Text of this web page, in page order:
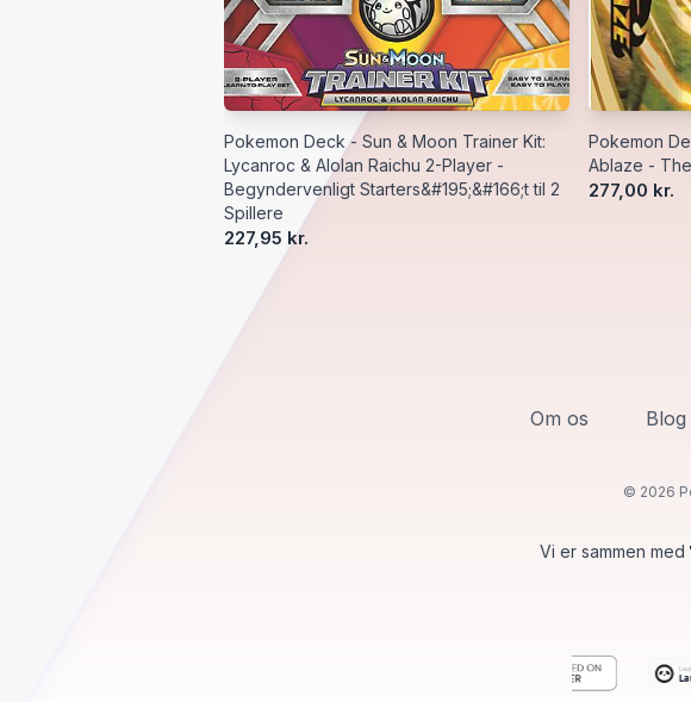
Pokemon Deck - Sun & Moon Trainer Kit:
Lycanroc & Alolan Raichu 2-Player -
Begyndervenligt Starters&#195;&#166;t til 2
Spillere
227,95 kr.
Pokemon
Ablaze -
277,00 kr.
Om os Blog
© 2026
Vi er sammen med